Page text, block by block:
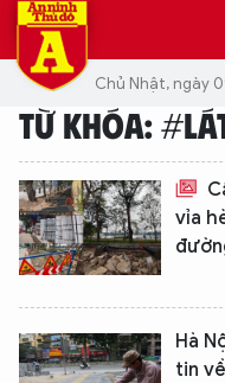
Chủ Nhật, ngày
TỪ KHÓA:
vỉa
Hà
tin